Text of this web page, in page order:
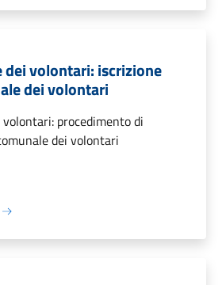
dei volontari: iscrizione
dei volontari
procedimento di
dei volontari